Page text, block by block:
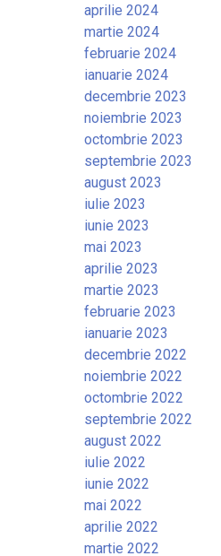
aprilie 2024
martie 2024
februarie 2024
ianuarie 2024
decembrie 2023
noiembrie 2023
octombrie 2023
septembrie 2023
august 2023
iulie 2023
iunie 2023
mai 2023
aprilie 2023
martie 2023
februarie 2023
ianuarie 2023
decembrie 2022
noiembrie 2022
octombrie 2022
septembrie 2022
august 2022
iulie 2022
iunie 2022
mai 2022
aprilie 2022
martie 2022